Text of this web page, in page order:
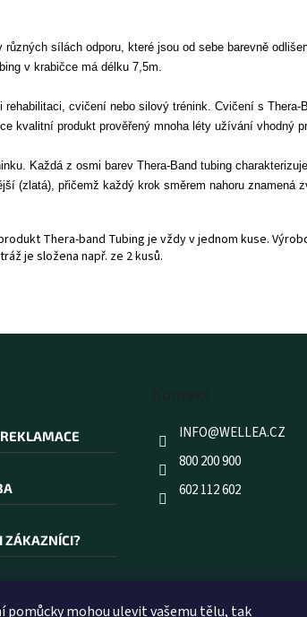
pomůcky mohou ulevit vašemu tělu, tak
sílách odporu, které jsou od sebe barevně
v krabičce má délku 7,5m.
cvičení nebo silový trénink. Cvičení s
kvalitní produkt prověřený mnoha léty užívání vhodný
Každá z osmi barev Thera-Band tubing
(zlatá), přičemž každý krok směrem nahoru
Thera-band Tubing je vždy v jednom kuse.
je složena např. ze 2 kusů.
ZÁKAZNÍCI?
INFO@WELLEA.CZ
800 200 900
602 112 602